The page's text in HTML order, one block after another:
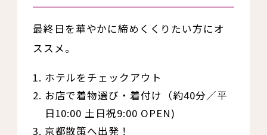
最終日を華やかに締めくくりたい方にオ
ススメ。
ホテルをチェックアウト
お店で着物選び・着付け（約40分／平
日10:00 土日祝9:00 OPEN)
京都散策へ出発！